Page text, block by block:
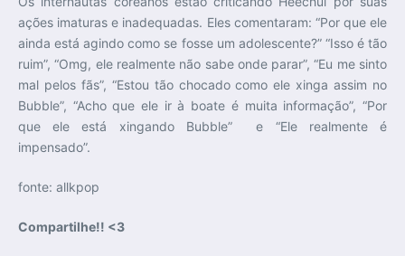
ações imaturas e inadequadas. Eles comentaram: “Por que ele
ainda está agindo como se fosse um adolescente?” “Isso é tão
ruim”, “Omg, ele realmente não sabe onde parar”, “Eu me sinto
mal pelos fãs”, “Estou tão chocado como ele xinga assim no
Bubble”, “Acho que ele ir à boate é muita informação”, “Por
que ele está xingando Bubble” e “Ele realmente é
impensado”.
fonte: allkpop
Compartilhe!! <3